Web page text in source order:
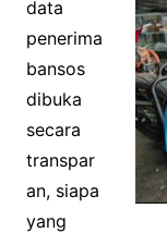
data
penerima
bansos
dibuka
secara
transpar
an, siapa
yang